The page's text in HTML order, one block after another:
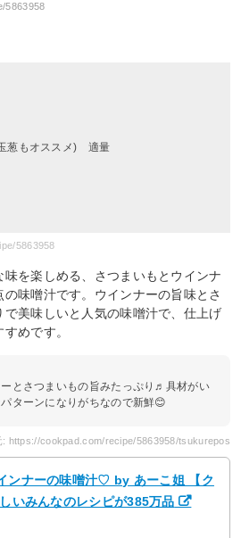
5863958
葱もオススメ) 適量
5863958
を楽しめる、さつまいもとウインナ
味噌汁です。ウインナーの旨味とさ
美味しいと人気の味噌汁で、仕上げ
めです。
とさつまいもの旨みたっぷり♬具材がい
ターンになりがちなので新鮮😊
: https://cookpad.com/recipe/5863958/tsukurepos
ンナーの味噌汁♡ by あーこ姐 【ク
いみんなのレシピが385万品